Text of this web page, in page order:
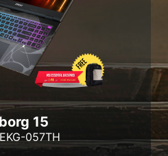
15
057TH